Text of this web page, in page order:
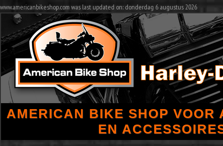
www.americanbikeshop.com was last updated on: donderdag 6 augustus 2026
AMERICAN BIKE SHOP VOOR
EN